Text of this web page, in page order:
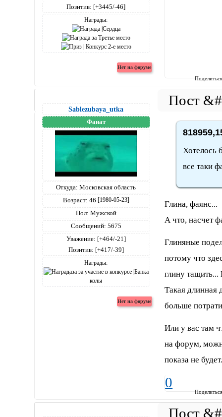
Позитив: [+3445/-46]
Награды:
Sablezubaya_utka
Фанат
Откуда: Московская область
Возраст: 46 [1980-05-23]
Пол: Мужской
Сообщений: 5675
Уважение: [+464/-21]
Позитив: [+417/-39]
Награды:
Хотелось
все таки
Глина, фаянс...
А что, насчет
Глиняные
потому что
глину тащить...
Такая длинная
больше
Или у вас там
на форум,
показа не
0